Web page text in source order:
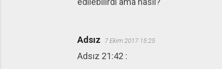
Adsız 7 Ekim 2017 15:25
Adsız 21:42 :